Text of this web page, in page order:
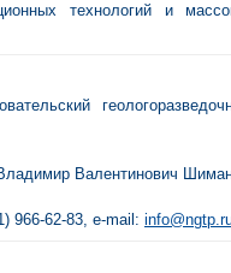
технологий и
Валентинович
966-62-83, e-mail: